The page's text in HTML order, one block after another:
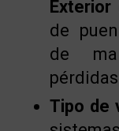
Exterior
de
de
Tipo de